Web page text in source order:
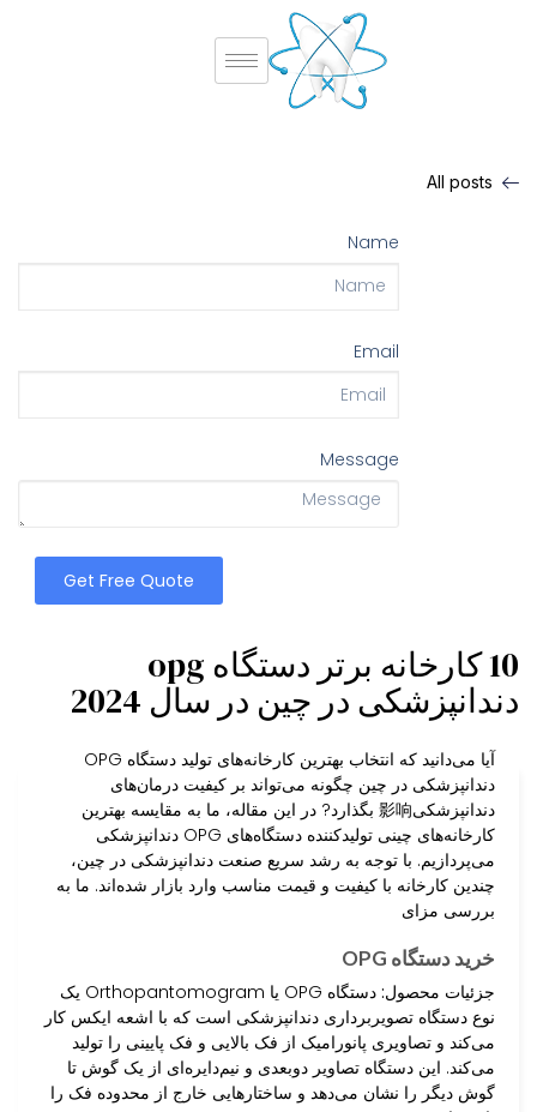
All posts
Name
Email
Message
Get Free Quote
10 کارخانه برتر دستگاه opg
دندانپزشکی در چین در سال 2024
آیا می‌دانید که انتخاب بهترین کارخانه‌های تولید دستگاه OPG
دندانپزشکی در چین چگونه می‌تواند بر کیفیت درمان‌های
دندانپزشکی影响 بگذارد? در این مقاله، ما به مقایسه بهترین
کارخانه‌های چینی تولیدکننده دستگاه‌های OPG دندانپزشکی
می‌پردازیم. با توجه به رشد سریع صنعت دندانپزشکی در چین،
چندین کارخانه با کیفیت و قیمت مناسب وارد بازار شده‌اند. ما به
بررسی مزای
خرید دستگاه OPG
جزئیات محصول:
دستگاه OPG یا Orthopantomogram یک
نوع دستگاه تصویربرداری دندانپزشکی است که با اشعه ایکس کار
می‌کند و تصاویری پانورامیک از فک بالایی و فک پایینی را تولید
می‌کند. این دستگاه تصاویر دوبعدی و نیم‌دایره‌ای از یک گوش تا
گوش دیگر را نشان می‌دهد و ساختارهایی خارج از محدوده فک را